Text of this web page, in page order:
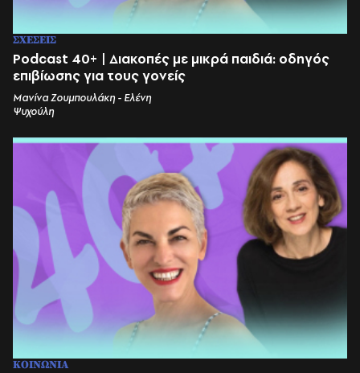
ΣΧΕΣΕΙΣ
Podcast 40+ | Διακοπές με μικρά παιδιά: οδηγός
επιβίωσης για τους γονείς
Μανίνα Ζουμπουλάκη - Ελένη
Ψυχούλη
ΚΟΙΝΩΝΙΑ